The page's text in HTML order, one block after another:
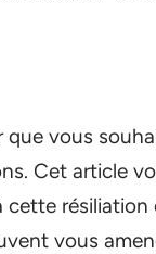
que vous
Cet article
vous